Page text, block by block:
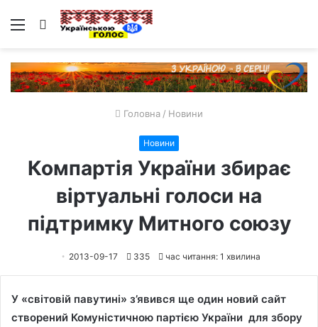
Меню Пошук
Головна / Новини
Новини
Компартія України збирає
віртуальні голоси на
підтримку Митного союзу
2013-09-17 335 час читання: 1 хвилина
У «світовій павутині» з’явився ще один новий сайт
створений Комуністичною партією України для збору